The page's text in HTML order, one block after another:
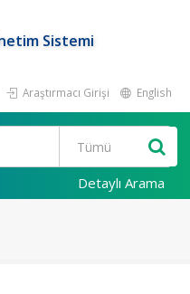
Sistemi
Araştırmacı Girişi English
Detaylı Arama